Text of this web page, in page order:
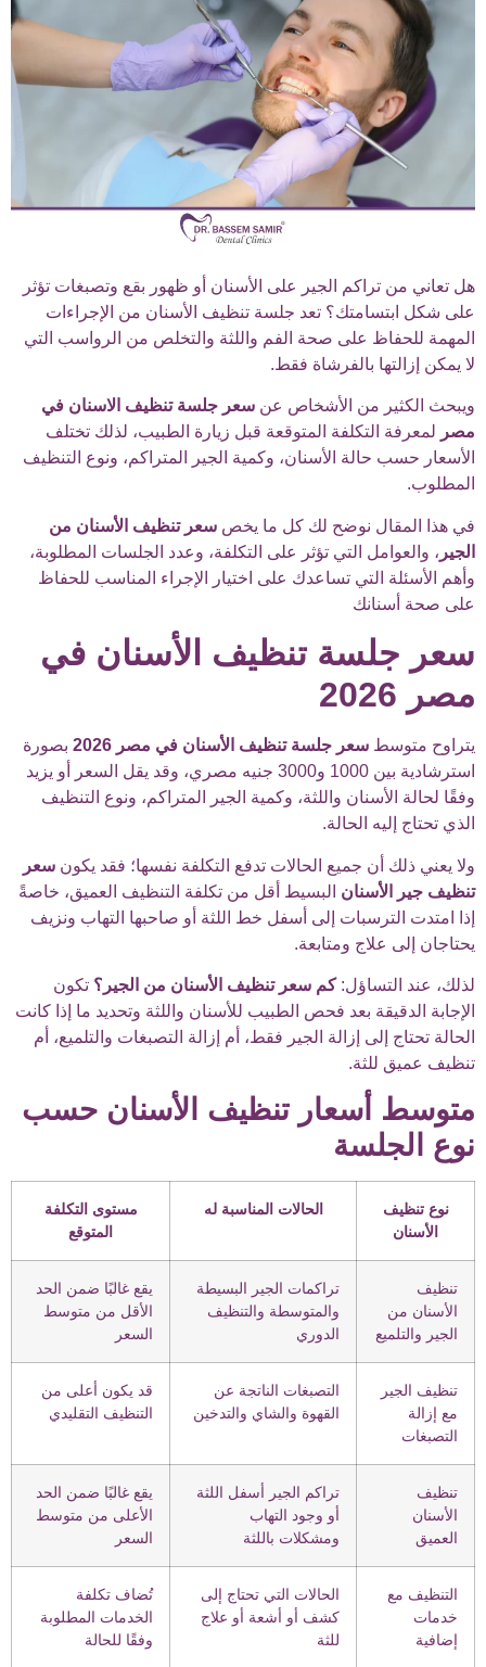
هل تعاني من تراكم الجير على الأسنان أو ظهور بقع وتصبغات تؤثر
على شكل ابتسامتك؟ تعد جلسة تنظيف الأسنان من الإجراءات
المهمة للحفاظ على صحة الفم واللثة والتخلص من الرواسب التي
لا يمكن إزالتها بالفرشاة فقط.
ويبحث الكثير من الأشخاص عن سعر جلسة تنظيف الاسنان في
مصر لمعرفة التكلفة المتوقعة قبل زيارة الطبيب، لذلك تختلف
الأسعار حسب حالة الأسنان، وكمية الجير المتراكم، ونوع التنظيف
المطلوب.
في هذا المقال نوضح لك كل ما يخص سعر تنظيف الأسنان من
الجير ، والعوامل التي تؤثر على التكلفة، وعدد الجلسات المطلوبة،
وأهم الأسئلة التي تساعدك على اختيار الإجراء المناسب للحفاظ
على صحة أسنانك
سعر جلسة تنظيف الأسنان في
مصر 2026
يتراوح متوسط سعر جلسة تنظيف الأسنان في مصر 2026
بصورة
استرشادية بين 1000 و3000 جنيه مصري، وقد يقل السعر أو يزيد
وفقًا لحالة الأسنان واللثة، وكمية الجير المتراكم، ونوع التنظيف
الذي تحتاج إليه الحالة.
ولا يعني ذلك أن جميع الحالات تدفع التكلفة نفسها؛ فقد يكون سعر
تنظيف جير الأسنان البسيط أقل من تكلفة التنظيف العميق، خاصةً
إذا امتدت الترسبات إلى أسفل خط اللثة أو صاحبها التهاب ونزيف
يحتاجان إلى علاج ومتابعة.
لذلك، عند التساؤل:كم سعر تنظيف الأسنان من الجير؟ تكون
الإجابة الدقيقة بعد فحص الطبيب للأسنان واللثة وتحديد ما إذا كانت
الحالة تحتاج إلى إزالة الجير فقط، أم إزالة التصبغات والتلميع، أم
تنظيف عميق للثة.
متوسط أسعار تنظيف الأسنان حسب
نوع الجلسة
نوع تنظيف
الأسنان
الحالات المناسبة له
مستوى التكلفة
المتوقع
تنظيف
الأسنان من
الجير والتلميع
تراكمات الجير البسيطة
والمتوسطة والتنظيف
الدوري
يقع غالبًا ضمن الحد
الأقل من متوسط
السعر
تنظيف الجير
مع إزالة
التصبغات
التصبغات الناتجة عن
القهوة والشاي والتدخين
قد يكون أعلى من
التنظيف التقليدي
تنظيف
الأسنان
العميق
تراكم الجير أسفل اللثة
أو وجود التهاب
ومشكلات باللثة
يقع غالبًا ضمن الحد
الأعلى من متوسط
السعر
التنظيف مع
خدمات
إضافية
الحالات التي تحتاج إلى
كشف أو أشعة أو علاج
للثة
تُضاف تكلفة
الخدمات المطلوبة
وفقًا للحالة